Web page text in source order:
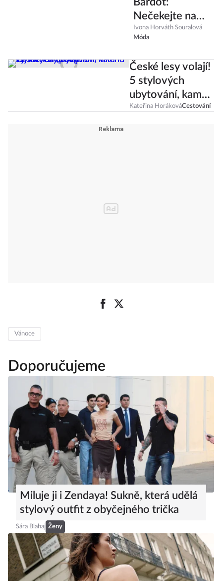
Nečekejte na
zimu, kozačky se
letos nosí k
minisukním
Ivona Horváth Souralová
Móda
České lesy volají!
5 stylových
ubytování, kam
vyrazit na
Kateřina HorákováCestování
Vánoce
Doporučujeme
Miluje ji i Zendaya! Sukně, která udělá
stylový outfit z obyčejného trička
Sára Blahaj Ženy